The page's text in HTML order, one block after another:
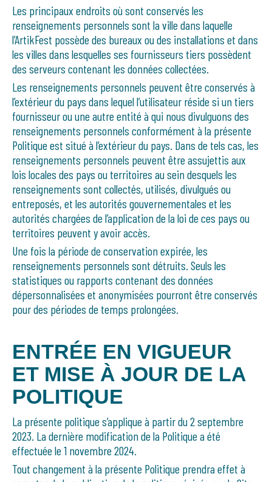
Les principaux endroits où sont conservés les
renseignements personnels sont la ville dans laquelle
l’ArtikFest possède des bureaux ou des installations et dans
les villes dans lesquelles ses fournisseurs tiers possèdent
des serveurs contenant les données collectées.
Les renseignements personnels peuvent être conservés à
l’extérieur du pays dans lequel l’utilisateur réside si un tiers
fournisseur ou une autre entité à qui nous divulguons des
renseignements personnels conformément à la présente
Politique est situé à l’extérieur du pays. Dans de tels cas, les
renseignements personnels peuvent être assujettis aux
lois locales des pays ou territoires au sein desquels les
renseignements sont collectés, utilisés, divulgués ou
entreposés, et les autorités gouvernementales et les
autorités chargées de l’application de la loi de ces pays ou
territoires peuvent y avoir accès.
Une fois la période de conservation expirée, les
renseignements personnels sont détruits. Seuls les
statistiques ou rapports contenant des données
dépersonnalisées et anonymisées pourront être conservés
pour des périodes de temps prolongées.
ENTRÉE EN VIGUEUR
ET MISE À JOUR DE LA
POLITIQUE
La présente politique s’applique à partir du 2 septembre
2023. La dernière modification de la Politique a été
effectuée le 1 novembre 2024.
Tout changement à la présente Politique prendra effet à